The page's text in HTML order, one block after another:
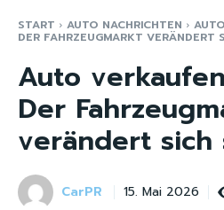
START AUTO NACHRICHTEN
DER FAHRZEUGMARKT VERÄNDERT
Auto
Der
verändert sich
CarPR 15. Mai 2026